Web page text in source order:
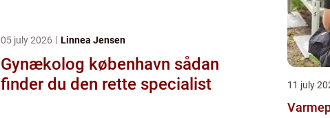
05 july 2026 Linnea Jensen
Gynækolog københavn sådan
finder du den rette specialist
11 july